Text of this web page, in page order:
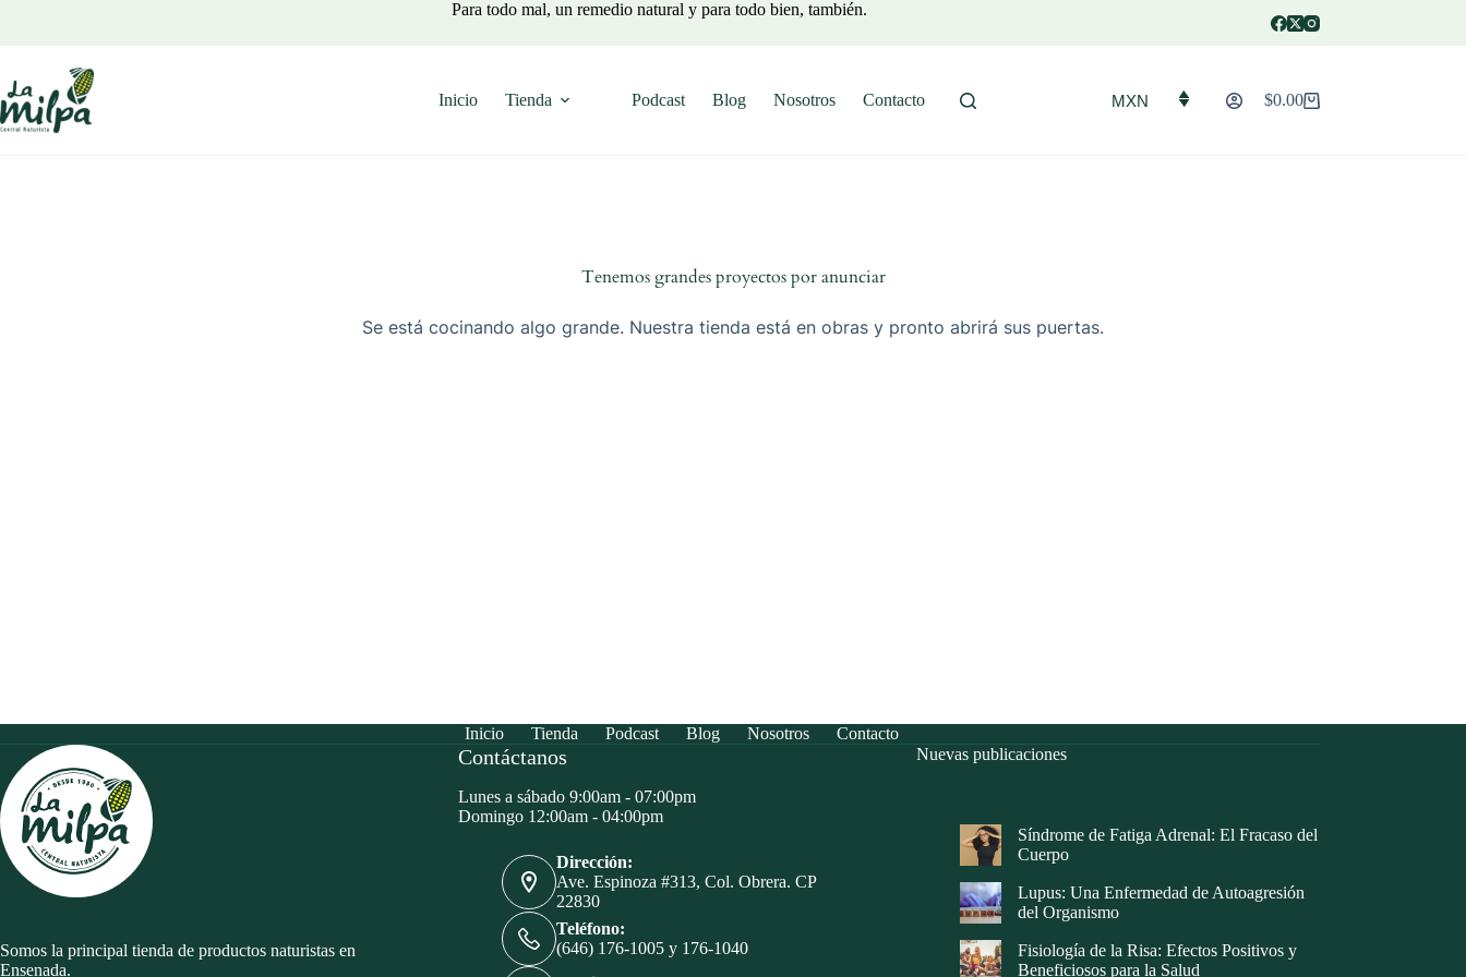
Para todo mal, un remedio natural y para todo bien, también.
Inicio Tienda Podcast Blog Nosotros Contacto MXN
Carro
$0.00
Tenemos grandes proyectos por anunciar
Se está cocinando algo grande. Nuestra tienda está en obras y pronto abrirá sus puertas.
Inicio Tienda Podcast Blog Nosotros Contacto
Somos la principal tienda de productos naturistas en
Ensenada.
Contáctanos
Lunes a sábado 9:00am - 07:00pm
Domingo 12:00am - 04:00pm
Dirección:
Ave. Espinoza #313, Col. Obrera. CP
22830
Teléfono:
(646) 176-1005 y 176-1040
Nuevas publicaciones
Síndrome de Fatiga Adrenal: El Fracaso del
Cuerpo
Lupus: Una Enfermedad de Autoagresión
del Organismo
Fisiología de la Risa: Efectos Positivos y
Beneficiosos para la Salud